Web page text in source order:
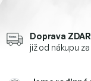
Doprava
již od nákupu